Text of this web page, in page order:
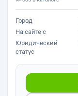
Город
На сайте с
Юридический
статус